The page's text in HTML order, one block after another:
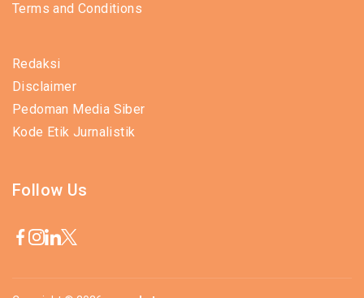
Terms and Conditions
Redaksi
Disclaimer
Pedoman Media Siber
Kode Etik Jurnalistik
Follow Us